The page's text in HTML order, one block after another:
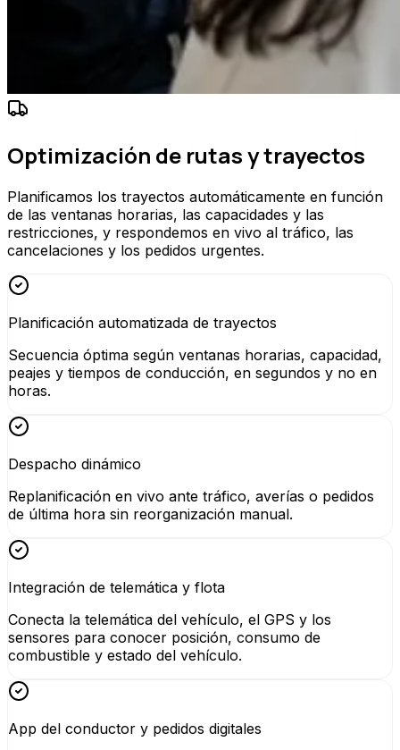
Optimización de rutas y trayectos
Planificamos los trayectos automáticamente en función
de las ventanas horarias, las capacidades y las
restricciones, y respondemos en vivo al tráfico, las
cancelaciones y los pedidos urgentes.
Planificación automatizada de trayectos
Secuencia óptima según ventanas horarias, capacidad,
peajes y tiempos de conducción, en segundos y no en
horas.
Despacho dinámico
Replanificación en vivo ante tráfico, averías o pedidos
de última hora sin reorganización manual.
Integración de telemática y flota
Conecta la telemática del vehículo, el GPS y los
sensores para conocer posición, consumo de
combustible y estado del vehículo.
App del conductor y pedidos digitales